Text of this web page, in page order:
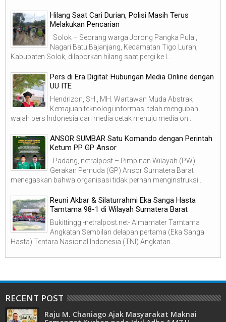
Hilang Saat Cari Durian, Polisi Masih Terus
Melakukan Pencarian
Solok – Seorang warga Jorong Pangka Pulai,
Nagari Batu Bajanjang, Kecamatan Tigo Lurah,
Kabupaten Solok, dilaporkan hilang saat pergi ke l...
Pers di Era Digital: Hubungan Media Online dengan
UU ITE
Hendrizon, SH., MH. Wartawan Muda Abstrak
Kemajuan teknologi informasi telah mengubah
wajah pers Indonesia dari media cetak menuju media on...
ANSOR SUMBAR Satu Komando dengan Perintah
Ketum PP GP Ansor
Padang, netralpost – Pimpinan Wilayah (PW)
Gerakan Pemuda (GP) Ansor Sumatera Barat
menegaskan bahwa organisasi tidak pernah menginstruksi...
Reuni Akbar & Silaturrahmi Eka Sanga Hasta
Tamtama 98-1 di Wilayah Sumatera Barat
Bukittinggi-netralpost.net- Almamater Tamtama
Angkatan Sembilan delapan pertama (Eka Sanga
Hasta) Tentara Nasional Indonesia (TNI) Angkatan...
RECENT POST
Raju M. Chaniago Ajak Masyarakat Maknai